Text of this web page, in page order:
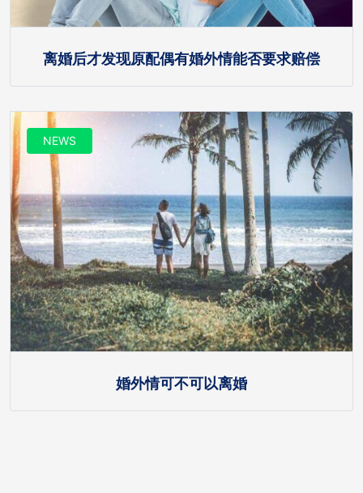
离婚后才发现原配偶有婚外情能否要求赔偿
NEWS
婚外情可不可以离婚